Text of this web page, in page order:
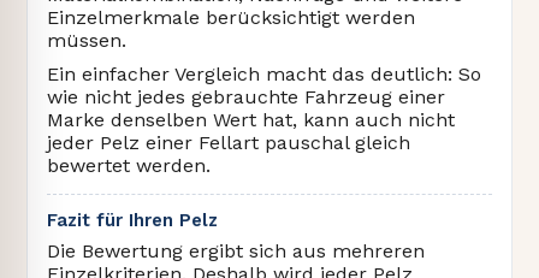
Einzelmerkmale berücksichtigt werden
müssen.
Ein einfacher Vergleich macht das deutlich: So
wie nicht jedes gebrauchte Fahrzeug einer
Marke denselben Wert hat, kann auch nicht
jeder Pelz einer Fellart pauschal gleich
bewertet werden.
Fazit für Ihren Pelz
Die Bewertung ergibt sich aus mehreren
Einzelkriterien. Deshalb wird jeder Pelz